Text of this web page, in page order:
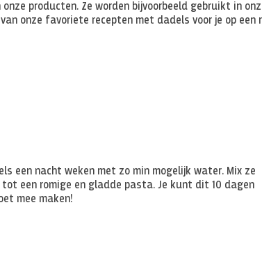
producten. Ze worden bijvoorbeeld gebruikt in
onze favoriete recepten met dadels voor je op een
een nacht weken met zo min mogelijk water. Mix ze
een romige en gladde pasta. Je kunt dit 10 dagen
mee maken!